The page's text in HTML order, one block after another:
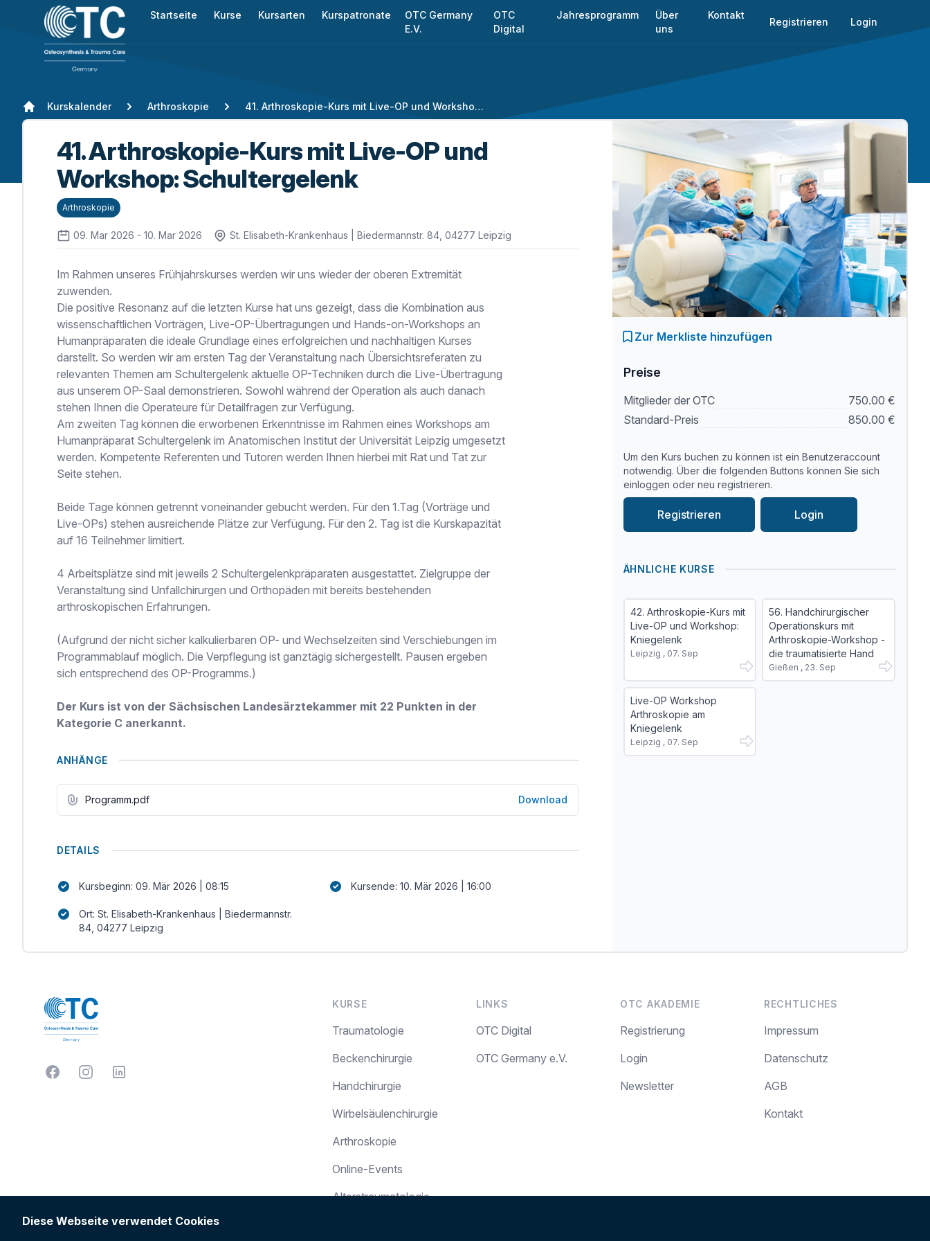
Startseite Kurse Kursarten Kurspatronate
OTC Germany
E.V.
OTC
Digital
Jahresprogramm
Über
uns
Kontakt
Registrieren Login
Kurskalender Arthroskopie 41. Arthroskopie-Kurs mit Live-OP und Workshop: Schultergelenk
41. Arthroskopie-Kurs mit Live-OP und
Workshop: Schultergelenk
Arthroskopie
09. Mar 2026 - 10. Mar 2026 St. Elisabeth-Krankenhaus | Biedermannstr. 84, 04277 Leipzig
Im Rahmen unseres Frühjahrskurses werden wir uns wieder der oberen Extremität
zuwenden.
Die positive Resonanz auf die letzten Kurse hat uns gezeigt, dass die Kombination aus
wissenschaftlichen Vorträgen, Live-OP-Übertragungen und Hands-on-Workshops an
Humanpräparaten die ideale Grundlage eines erfolgreichen und nachhaltigen Kurses
darstellt. So werden wir am ersten Tag der Veranstaltung nach Übersichtsreferaten zu
relevanten Themen am Schultergelenk aktuelle OP-Techniken durch die Live-Übertragung
aus unserem OP-Saal demonstrieren. Sowohl während der Operation als auch danach
stehen Ihnen die Operateure für Detailfragen zur Verfügung.
Am zweiten Tag können die erworbenen Erkenntnisse im Rahmen eines Workshops am
Humanpräparat Schultergelenk im Anatomischen Institut der Universität Leipzig umgesetzt
werden. Kompetente Referenten und Tutoren werden Ihnen hierbei mit Rat und Tat zur
Seite stehen.
Beide Tage können getrennt voneinander gebucht werden. Für den 1.Tag (Vorträge und
Live-OPs) stehen ausreichende Plätze zur Verfügung. Für den 2. Tag ist die Kurskapazität
auf 16 Teilnehmer limitiert.
4 Arbeitsplätze sind mit jeweils 2 Schultergelenkpräparaten ausgestattet. Zielgruppe der
Veranstaltung sind Unfallchirurgen und Orthopäden mit bereits bestehenden
arthroskopischen Erfahrungen.
(Aufgrund der nicht sicher kalkulierbaren OP- und Wechselzeiten sind Verschiebungen im
Programmablauf möglich. Die Verpflegung ist ganztägig sichergestellt. Pausen ergeben
sich entsprechend des OP-Programms.)
Der Kurs ist von der Sächsischen Landesärztekammer mit 22 Punkten in der
Kategorie C anerkannt.
ANHÄNGE
Programm.pdf Download
DETAILS
Kursbeginn: 09. Mär 2026 | 08:15 Kursende: 10. Mär 2026 | 16:00
Ort: St. Elisabeth-Krankenhaus | Biedermannstr.
84, 04277 Leipzig
Zur Merkliste hinzufügen
Preise
Mitglieder der OTC
750.00 €
Standard-Preis
850.00 €
Um den Kurs buchen zu können ist ein Benutzeraccount
notwendig. Über die folgenden Buttons können Sie sich
einloggen oder neu registrieren.
Registrieren Login
ÄHNLICHE KURSE
42. Arthroskopie-Kurs mit
Live-OP und Workshop:
Kniegelenk
Leipzig , 07. Sep
56. Handchirurgischer
Operationskurs mit
Arthroskopie-Workshop -
die traumatisierte Hand
Gießen , 23. Sep
Live-OP Workshop
Arthroskopie am
Kniegelenk
Leipzig , 07. Sep
FacebookInstagramLinkedIn
KURSE
Traumatologie
Beckenchirurgie
Handchirurgie
Wirbelsäulenchirurgie
Arthroskopie
Online-Events
Alterstraumatologie
LINKS
OTC Digital
OTC Germany e.V.
OTC AKADEMIE
Registrierung
Login
Newsletter
RECHTLICHES
Impressum
Datenschutz
AGB
Kontakt
Diese Webseite verwendet Cookies